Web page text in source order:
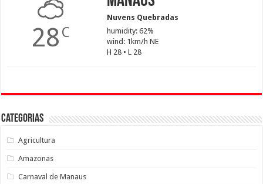
28 C
Nuvens Quebradas
humidity: 62%
wind: 1km/h NE
H 28 • L 28
Categorias
Agricultura
Amazonas
Carnaval de Manaus